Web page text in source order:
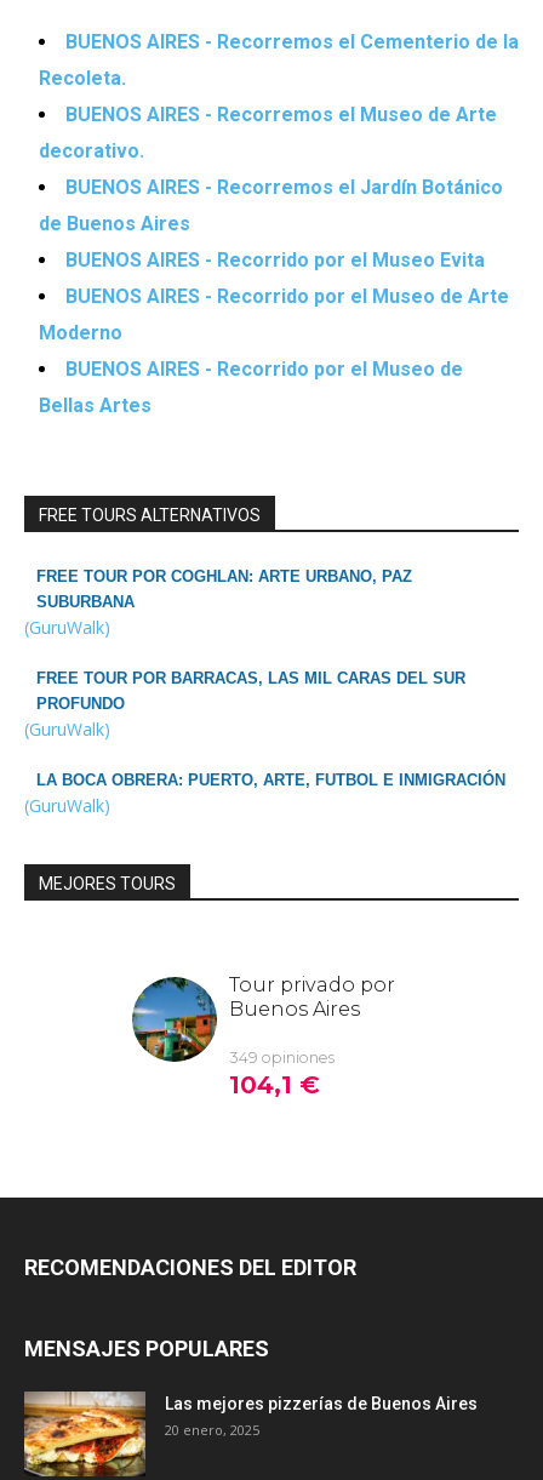
BUENOS AIRES - Recorremos el Cementerio de la
Recoleta.
BUENOS AIRES - Recorremos el Museo de Arte
decorativo.
BUENOS AIRES - Recorremos el Jardín Botánico
de Buenos Aires
BUENOS AIRES - Recorrido por el Museo Evita
BUENOS AIRES - Recorrido por el Museo de Arte
Moderno
BUENOS AIRES - Recorrido por el Museo de
Bellas Artes
FREE TOURS ALTERNATIVOS
FREE TOUR POR COGHLAN: ARTE URBANO, PAZ
SUBURBANA
(GuruWalk)
FREE TOUR POR BARRACAS, LAS MIL CARAS DEL SUR
PROFUNDO
(GuruWalk)
LA BOCA OBRERA: PUERTO, ARTE, FUTBOL E INMIGRACIÓN
(GuruWalk)
MEJORES TOURS
RECOMENDACIONES DEL EDITOR
MENSAJES POPULARES
Las mejores pizzerías de Buenos Aires
20 enero, 2025